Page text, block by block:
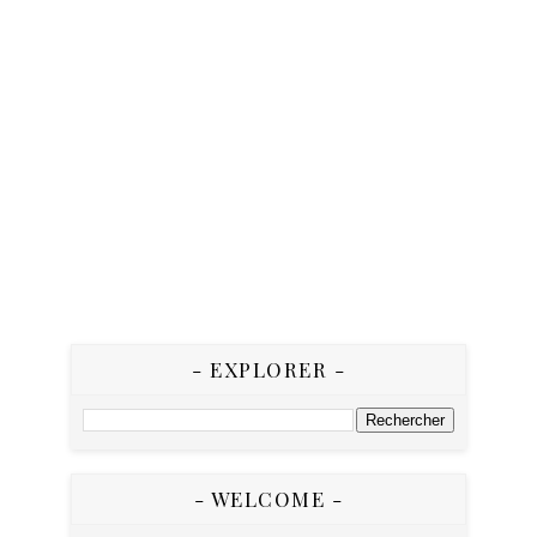
- EXPLORER -
- WELCOME -